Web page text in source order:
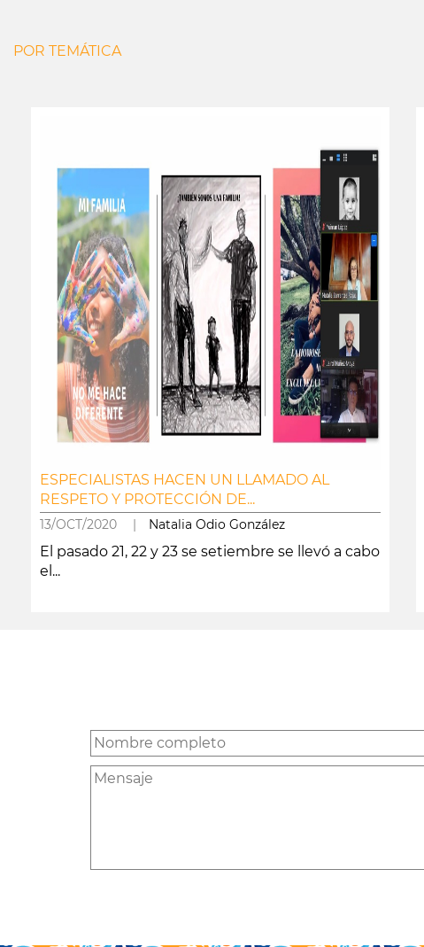
POR TEMÁTICA
ESPECIALISTAS HACEN UN LLAMADO AL
RESPETO Y PROTECCIÓN DE...
13/OCT/2020 | Natalia Odio González
El pasado 21, 22 y 23 se setiembre se llevó a cabo
el...